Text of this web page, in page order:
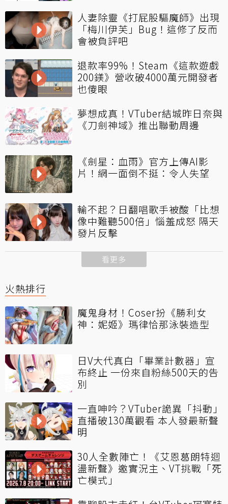
人妻除靈《打屁股驅魔師》出現
「梅川伊芙」Bug！這修了反而
會被負評吧
退款率99%！Steam《這款遊戲
200鎂》營收破4000萬元開發者
也傻眼
夢想成真！VTuber結城昨日奈與
《刀劍神域》推出聯動周邊
《劍星：血雨》官方上傳AI影
片！網一面倒不挺：令人失望
輸不起？日翻唱歌手被酸「比想
像中難聽500倍」惱羞成怒 隔天
發片反擊
看更多
火熱排行
魔鬼身材！Coser扮《勝利女
神：妮姬》瑪律恰那泳裝造型
日V大代真白「畢業計數器」宣
布終止 一份來自粉絲500天的告
別
一直呻吟？VTuber詭異「抖動」
直播破130萬觀看 本人發最新聲
明
30人全數陣亡！《艾恩葛朗特迴
盪新聲》邀實況主、VT挑戰「死
亡模式」